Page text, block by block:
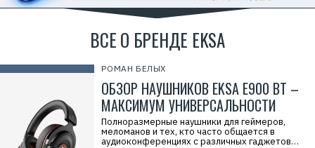
ВСЕ О БРЕНДЕ EKSA
РОМАН БЕЛЫХ
ОБЗОР НАУШНИКОВ EKSA E900 BT –
МАКСИМУМ УНИВЕРСАЛЬНОСТИ
Полноразмерные наушники для геймеров,
меломанов и тех, кто часто общается в
аудиоконференциях с различных гаджетов…